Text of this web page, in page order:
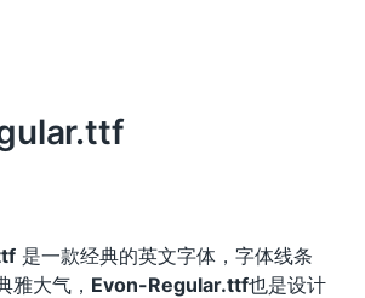
是一款经典的英文字体，字体线条
雅大气， Evon-Regular.ttf也是设计